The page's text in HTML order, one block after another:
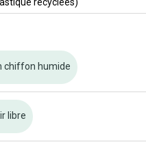
chiffon humide
libre